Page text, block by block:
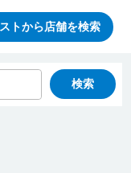
トから店舗を検索
検索